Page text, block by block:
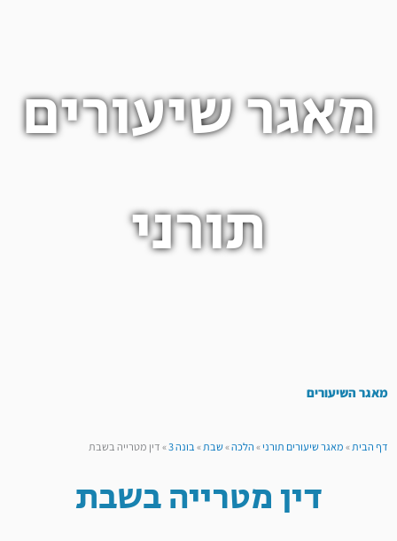
מאגר שיעורים
תורני
מאגר השיעורים
דף הבית»מאגר שיעורים תורני»הלכה»שבת»בונה 3 »דין מטרייה בשבת
דין מטרייה בשבת